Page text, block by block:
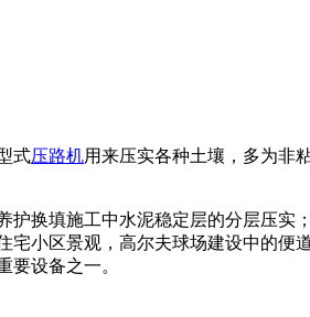
式压路机用来压实各种土壤，多为非
换填施工中水泥稳定层的分层压
小区景观，高尔夫球场建设中的
要设备之一。